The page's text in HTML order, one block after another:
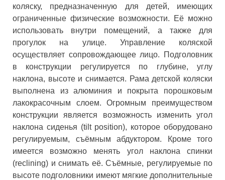
коляску, предназначенную для детей, имеющих
ограниченные физические возможности. Её можно
использовать внутри помещений, а также для
прогулок на улице. Управление коляской
осуществляет сопровождающее лицо. Подголовник
в конструкции регулируется по глубине, углу
наклона, высоте и снимается. Рама детской коляски
выполнена из алюминия и покрыта порошковым
лакокрасочным слоем. Огромным преимуществом
конструкции является возможность изменить угол
наклона сиденья (tilt position), которое оборудовано
регулируемым, съёмным абдуктором. Кроме того
имеется возможно менять угол наклона спинки
(reclining) и снимать её. Съёмные, регулируемые по
высоте подголовники имеют мягкие дополнительные